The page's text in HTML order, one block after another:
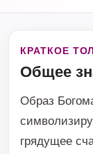
КРАТКОЕ
Общее
Образ
грядущее